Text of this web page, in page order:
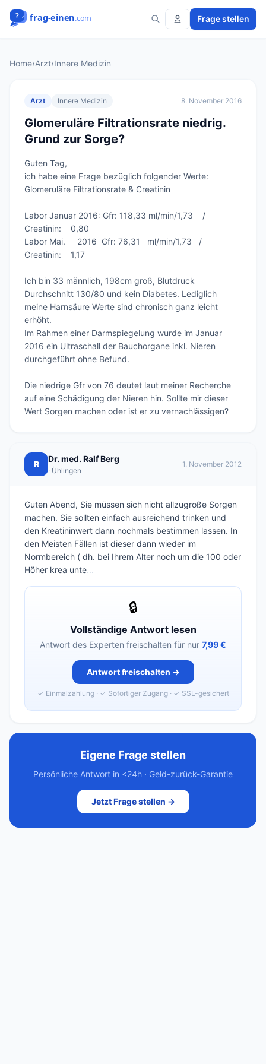
Frage stellen
Home›Arzt›Innere Medizin
Arzt Innere Medizin 8. November 2016
Glomeruläre Filtrationsrate niedrig.
Grund zur Sorge?
Guten Tag,
ich habe eine Frage bezüglich folgender Werte:
Glomeruläre Filtrationsrate & Creatinin
Labor Januar 2016: Gfr: 118,33 ml/min/1,73    /
Creatinin:    0,80
Labor Mai.     2016  Gfr: 76,31   ml/min/1,73   /
Creatinin:    1,17
Ich bin 33 männlich, 198cm groß, Blutdruck
Durchschnitt 130/80 und kein Diabetes. Lediglich
meine Harnsäure Werte sind chronisch ganz leicht
erhöht.
Im Rahmen einer Darmspiegelung wurde im Januar
2016 ein Ultraschall der Bauchorgane inkl. Nieren
durchgeführt ohne Befund.
Die niedrige Gfr von 76 deutet laut meiner Recherche
auf eine Schädigung der Nieren hin. Sollte mir dieser
R
Dr. med. Ralf Berg
· Ühlingen
1. November 2012
Guten Abend, Sie müssen sich nicht allzugroße Sorgen
machen. Sie sollten einfach ausreichend trinken und
den Kreatininwert dann nochmals bestimmen lassen. In
den Meisten Fällen ist dieser dann wieder im
Normbereich ( dh. bei Ihrem Alter noch um die 100 oder
Höher krea unte...
🔒
Vollständige Antwort lesen
Antwort des Experten freischalten für nur 7,99 €
Antwort freischalten →
✓ Einmalzahlung · ✓ Sofortiger Zugang · ✓ SSL-gesichert
Eigene Frage stellen
Persönliche Antwort in <24h · Geld-zurück-Garantie
Jetzt Frage stellen →